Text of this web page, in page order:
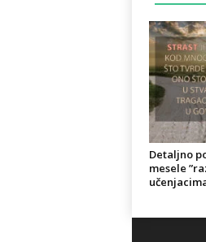
Detaljno
mesele